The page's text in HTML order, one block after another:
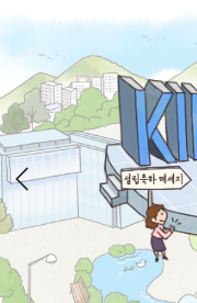
키워드
간행물 변천사
기록물 아카이브
사진 아카이브 문서 기
50+1 주년 기념